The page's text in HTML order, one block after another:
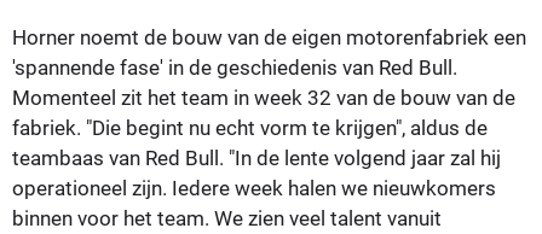
Horner noemt de bouw van de eigen motorenfabriek een
'spannende fase' in de geschiedenis van Red Bull.
Momenteel zit het team in week 32 van de bouw van de
fabriek. "Die begint nu echt vorm te krijgen", aldus de
teambaas van Red Bull. "In de lente volgend jaar zal hij
operationeel zijn. Iedere week halen we nieuwkomers
binnen voor het team. We zien veel talent vanuit